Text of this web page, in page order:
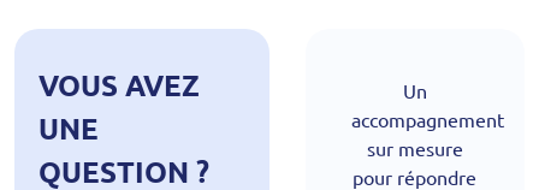
VOUS AVEZ
UNE
QUESTION ?
Un
accompagnement
sur mesure
pour répondre